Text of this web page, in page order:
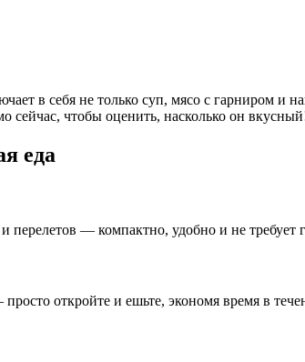
в себя не только суп, мясо с гарниром и
сейчас, чтобы оценить, насколько он
еда
перелетов — компактно, удобно и не требует
откройте и ешьте, экономя время в